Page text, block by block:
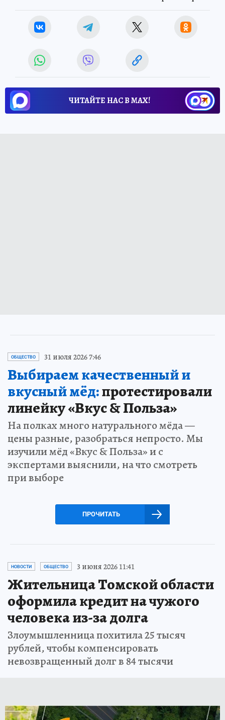
ЧИТАЙТЕ НАС В МАХ!
ОБЩЕСТВО 31 июля 2026 7:46
Выбираем качественный и
вкусный мёд:протестировали
линейку «Вкус & Польза»
На полках много натурального мёда —
цены разные, разобраться непросто. Мы
изучили мёд «Вкус & Польза» и с
экспертами выяснили, на что смотреть
при выборе
ПРОЧИТАТЬ
НОВОСТИ ОБЩЕСТВО 3 июня 2026 11:41
Жительница Томской области
оформила кредит на чужого
человека из-за долга
Злоумышленница похитила 25 тысяч
рублей, чтобы компенсировать
невозвращенный долг в 84 тысячи